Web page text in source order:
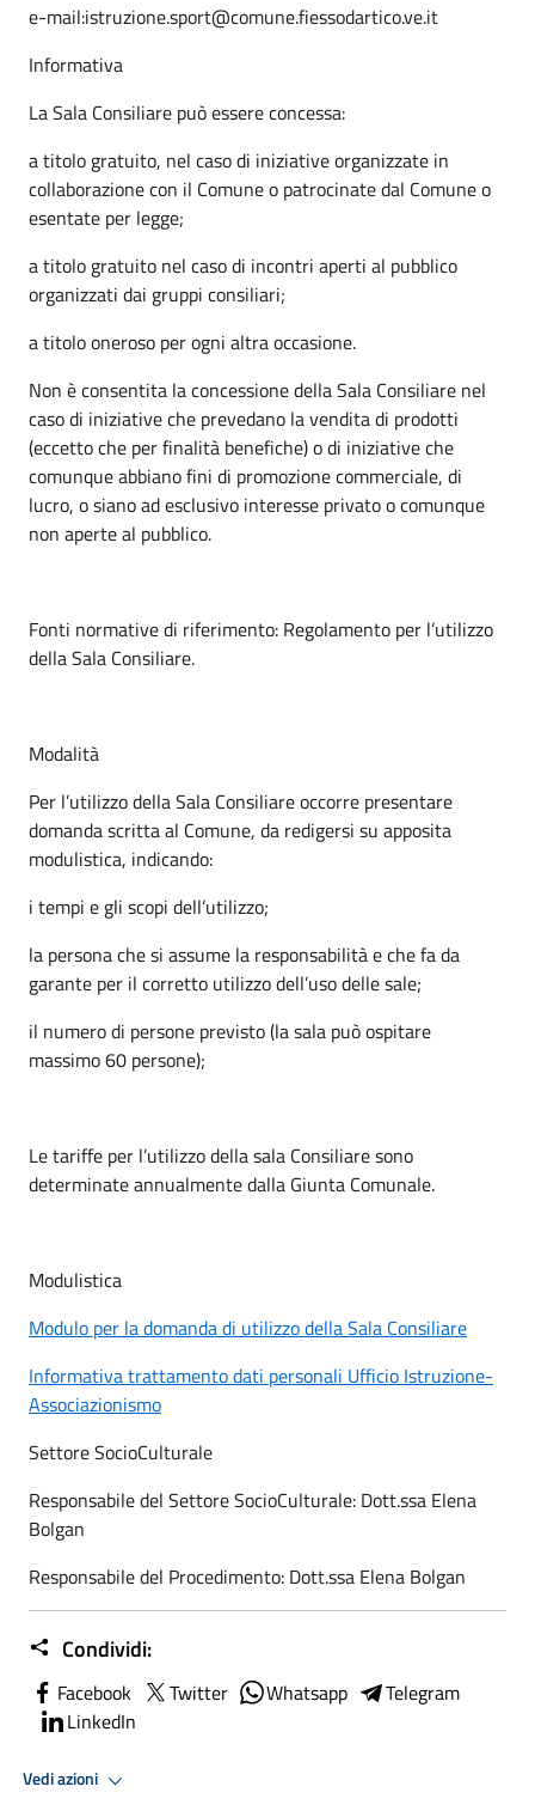
e-mail:istruzione.sport@comune.fiessodartico.ve.it
Informativa
La Sala Consiliare può essere concessa:
a titolo gratuito, nel caso di iniziative organizzate in
collaborazione con il Comune o patrocinate dal Comune o
esentate per legge;
a titolo gratuito nel caso di incontri aperti al pubblico
organizzati dai gruppi consiliari;
a titolo oneroso per ogni altra occasione.
Non è consentita la concessione della Sala Consiliare nel
caso di iniziative che prevedano la vendita di prodotti
(eccetto che per finalità benefiche) o di iniziative che
comunque abbiano fini di promozione commerciale, di
lucro, o siano ad esclusivo interesse privato o comunque
non aperte al pubblico.
Fonti normative di riferimento: Regolamento per l’utilizzo
della Sala Consiliare.
Modalità
Per l’utilizzo della Sala Consiliare occorre presentare
domanda scritta al Comune, da redigersi su apposita
modulistica, indicando:
i tempi e gli scopi dell’utilizzo;
la persona che si assume la responsabilità e che fa da
garante per il corretto utilizzo dell’uso delle sale;
il numero di persone previsto (la sala può ospitare
massimo 60 persone);
Le tariffe per l’utilizzo della sala Consiliare sono
determinate annualmente dalla Giunta Comunale.
Modulistica
Modulo per la domanda di utilizzo della Sala Consiliare
Informativa trattamento dati personali Ufficio Istruzione-
Associazionismo
Settore SocioCulturale
Responsabile del Settore SocioCulturale: Dott.ssa Elena
Bolgan
Responsabile del Procedimento: Dott.ssa Elena Bolgan
Condividi:
Facebook Twitter Whatsapp
Telegram
LinkedIn
Vedi azioni